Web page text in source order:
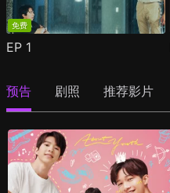
免费
EP 1
预告 剧照 推荐影片